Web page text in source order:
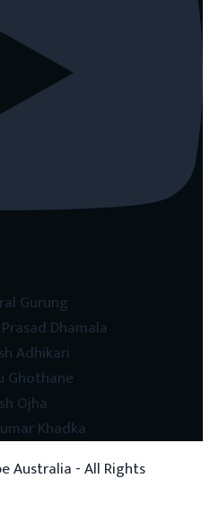
Gurung
Dhamala
Adhikari
Ghothane
Ojha
Khadka
Australia - All Rights